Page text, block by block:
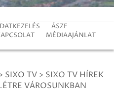
ÁSZF
MÉDIAAJÁNLAT
SIXO TV > SIXO TV HÍREK
VÁROSUNKBAN